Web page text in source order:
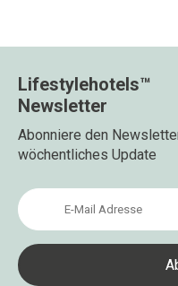
Lifestylehotels™
Newsletter
Abonniere den
wöchentliches Update